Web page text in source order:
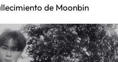
de Moonbin